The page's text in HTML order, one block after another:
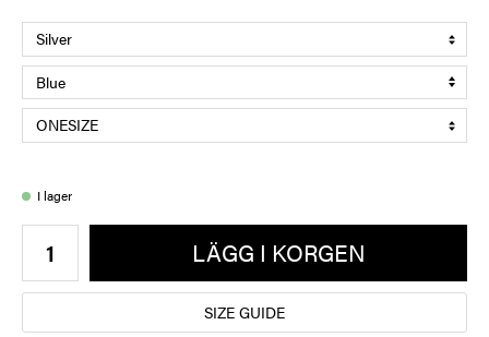
I lager
LÄGG I KORGEN
SIZE GUIDE